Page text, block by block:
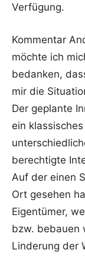
Verfügung.
Kommentar
möchte ich
bedanken,
mir die
Der geplante
ein
berechtigte
Auf der einen
Ort gesehen
Eigentümer,
bzw. bebauen
Linderung der